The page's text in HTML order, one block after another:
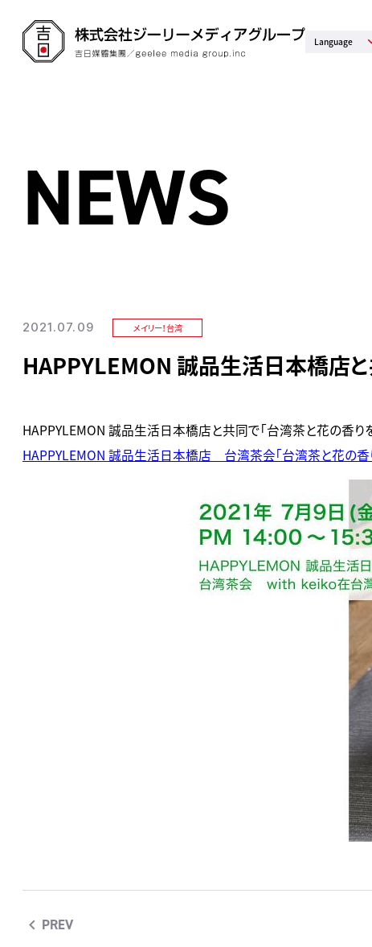
Language
NEWS
2021.07.09 メイリー！台湾
HAPPYLEMON 誠品生活日本橋店と
HAPPYLEMON 誠品生活日本橋店と共同で「台湾茶と花の香り
HAPPYLEMON 誠品生活日本橋店 台湾茶会「台湾茶と花の
PREV